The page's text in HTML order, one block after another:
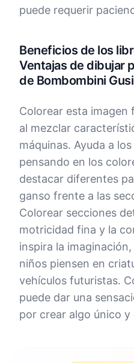
puede requerir
Beneficios de los
Ventajas de dibujar
de Bombombini
Colorear esta imagen
al mezclar
máquinas. Ayuda a
pensando en los
destacar diferentes
ganso frente a las
Colorear secciones
motricidad fina y la
inspira la
niños piensen en
vehículos futuristas.
puede dar una
por crear algo único y